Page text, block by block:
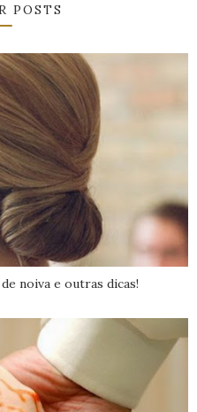
POSTS
noiva e outras dicas!